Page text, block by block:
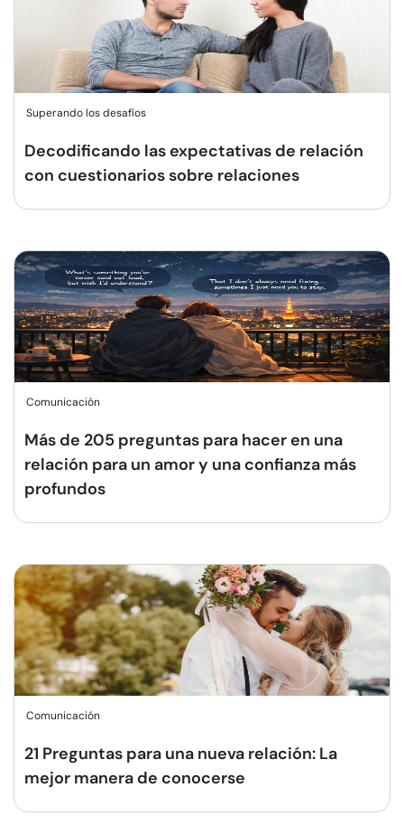
Superando los desafíos
Decodificando las expectativas de relación
con cuestionarios sobre relaciones
Comunicación
Más de 205 preguntas para hacer en una
relación para un amor y una confianza más
profundos
Comunicación
21 Preguntas para una nueva relación: La
mejor manera de conocerse